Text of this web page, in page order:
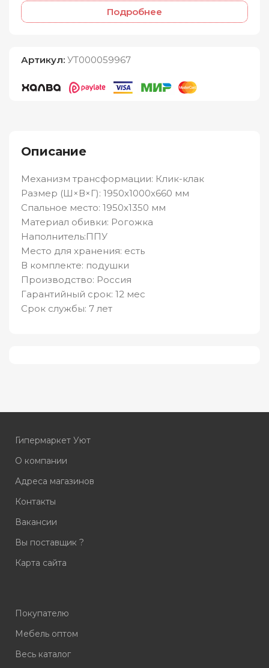
Подробнее
Артикул:УТ000059967
Описание
Механизм трансформации: Клик-клак
Размер (Ш×В×Г): 1950х1000х660 мм
Спальное место: 1950х1350 мм
Материал обивки: Рогожка
Наполнитель:ППУ
Место для хранения: есть
В комплекте: подушки
Производство: Россия
Гарантийный срок: 12 мес
Срок службы: 7 лет
Гипермаркет Уют
О компании
Адреса магазинов
Контакты
Вакансии
Вы поставщик ?
Карта сайта
Покупателю
Мебель оптом
Весь каталог